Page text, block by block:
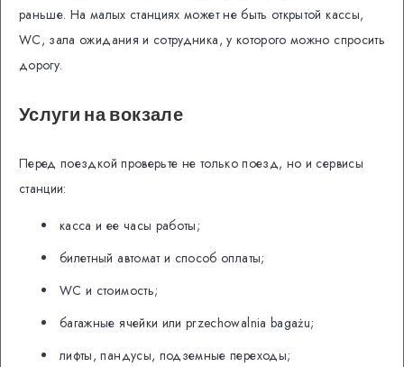
раньше. На малых станциях может не быть открытой кассы,
WC, зала ожидания и сотрудника, у которого можно спросить
дорогу.
Услуги на вокзале
Перед поездкой проверьте не только поезд, но и сервисы
станции:
касса и ее часы работы;
билетный автомат и способ оплаты;
WC и стоимость;
багажные ячейки или przechowalnia bagażu;
лифты, пандусы, подземные переходы;